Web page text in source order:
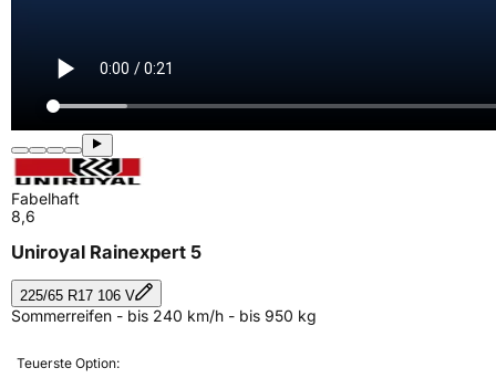
Fabelhaft
8,6
Uniroyal Rainexpert 5
225/65 R17 106 V
Sommerreifen - bis 240 km/h - bis 950 kg
Teuerste Option: